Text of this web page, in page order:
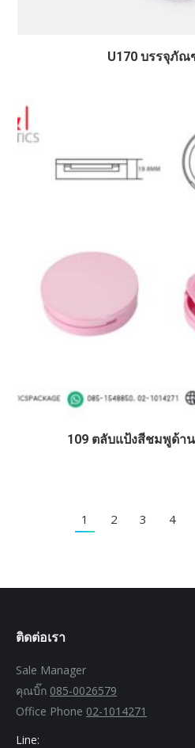
U170 บรรจุภั
109 ตลับแป้งสีชมพูด้า
1 2 3 4
ติดต่อเรา
Sale Manager
คุณบิ๊ก 085-0026579
Office Phone 02-1014271
Line: